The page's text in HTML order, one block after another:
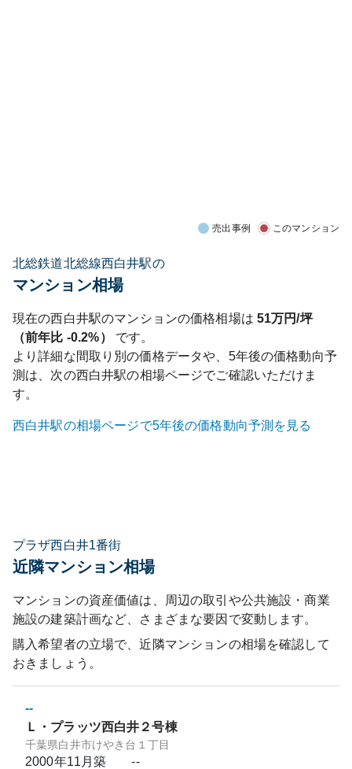
売出事例 このマンション
北総鉄道北総線西白井駅の
マンション相場
現在の西白井駅のマンションの価格相場は 51万円/坪
（前年比 -0.2%）
です。
より詳細な間取り別の価格データや、5年後の価格動向予
測は、次の西白井駅の相場ページでご確認いただけま
す。
西白井駅の相場ページで5年後の価格動向予測を見る
プラザ西白井1番街
近隣マンション相場
マンションの資産価値は、周辺の取引や公共施設・商業
施設の建築計画など、さまざまな要因で変動します。
購入希望者の立場で、近隣マンションの相場を確認して
おきましょう。
--
Ｌ・プラッツ西白井２号棟
千葉県白井市けやき台１丁目
2000年11月築 --